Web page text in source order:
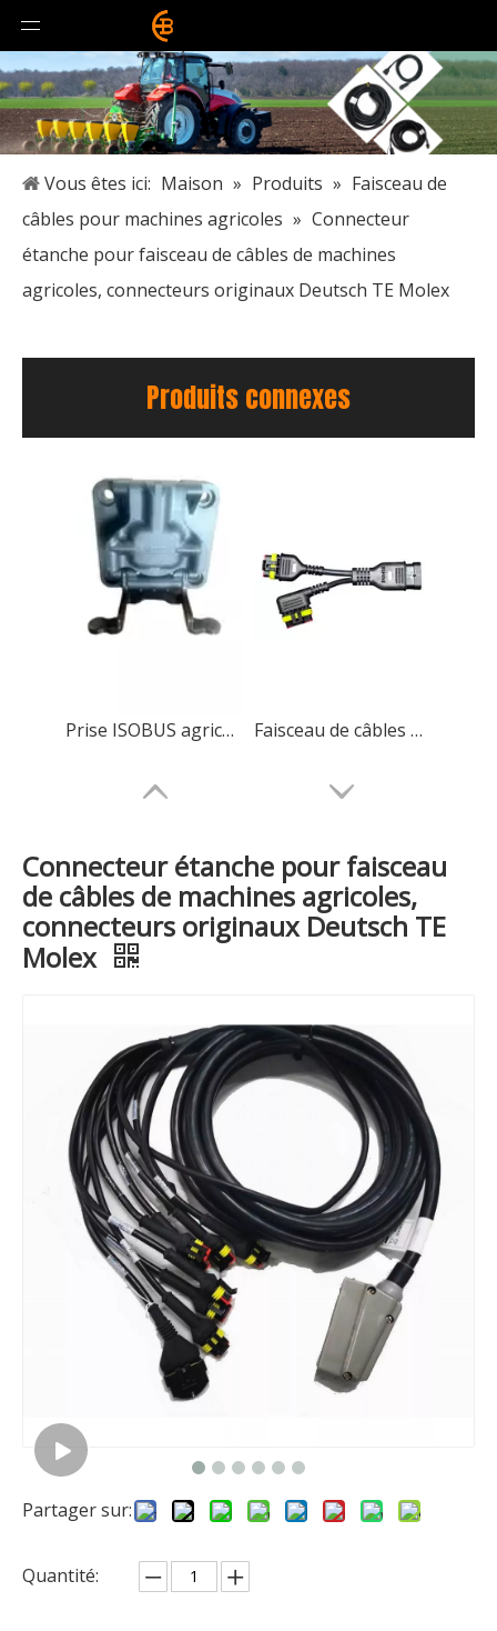
Vous êtes ici: Maison » Produits » Faisceau de
câbles pour machines agricoles » Connecteur
étanche pour faisceau de câbles de machines
agricoles, connecteurs originaux Deutsch TE Molex
Produits connexes
Prise ISOBUS agricole 9 broches, types maître/esclave/passage disponibles Faisceau de câbles prémoulé haute performance AMP SUPERSEAL, résistant à l'eau
Câble Prise ISOBUS Surmoulée Personnalisable Fakra Z à IPEX RF1.13
Connecteur étanche pour faisceau
de câbles de machines agricoles,
connecteurs originaux Deutsch TE
Molex
Partager sur:
Quantité: